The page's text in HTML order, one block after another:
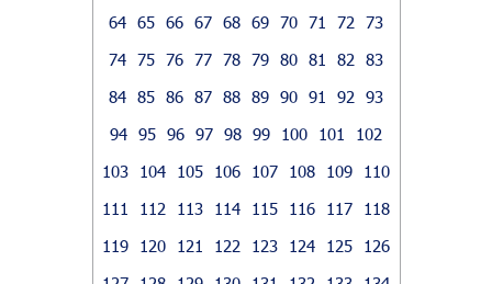
64 65 66 67 68 69 70 71 72
73
74 75 76 77 78 79 80 81 82
83
84 85 86 87 88 89 90 91 92
93
94 95 96 97 98 99 100 101
102
103
104 105 106 107 108 109
110
111
112 113 114 115 116 117
118
119
120 121 122 123 124 125
126